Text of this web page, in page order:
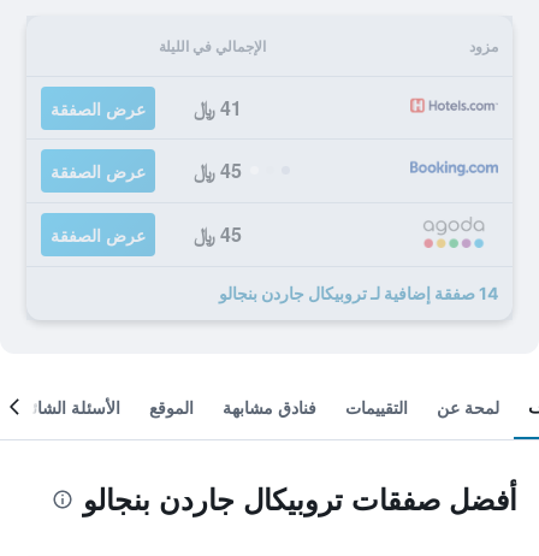
مزود الإجمالي في الليلة
41 ﷼ عرض الصفقة
45 ﷼ عرض الصفقة
45 ﷼ عرض الصفقة
14 صفقة إضافية لـ تروبيكال جاردن بنجالو
لمحة عن التقييمات فنادق مشابهة الموقع الأسئلة الشائعة
أفضل صفقات تروبيكال جاردن بنجالو